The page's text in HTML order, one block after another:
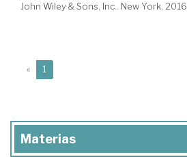
John Wiley & Sons, Inc.. New York, 2016
« 1
Materias